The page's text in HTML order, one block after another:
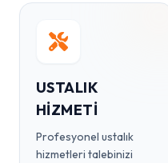
USTALIK
HIZMETI
Profesyonel ustalık
hizmetleri talebinizi